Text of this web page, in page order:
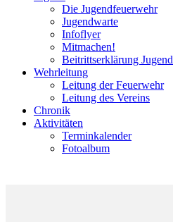
Die Jugendfeuerwehr
Jugendwarte
Infoflyer
Mitmachen!
Beitrittserklärung Jugend
Wehrleitung
Leitung der Feuerwehr
Leitung des Vereins
Chronik
Aktivitäten
Terminkalender
Fotoalbum